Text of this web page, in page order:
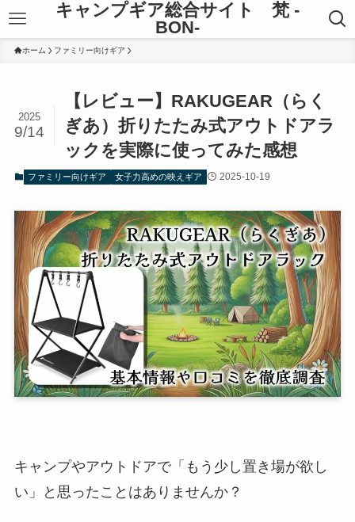
キャンプギア総合サイト 梵 -
BON-
ホーム ファミリー向けギア
【レビュー】RAKUGEAR（らく
ぎあ）折りたたみ式アウトドアラ
ックを実際に使ってみた感想
2025
9/14
ファミリー向けギア 女子力高めの映えギア 2025-10-19
キャンプやアウトドアで「もう少し置き場が欲し
い」と思ったことはありませんか？